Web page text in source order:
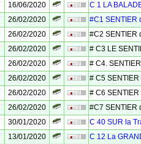
16/06/2020
C 1 LA
26/02/2020
#C1 SENTIER
26/02/2020
#C2 SENTIER
26/02/2020
# C3 LE
26/02/2020
# C4.
26/02/2020
# C5
26/02/2020
# C6 SENTIER
26/02/2020
#C7 SENTIER
30/01/2020
C 40 SUR la
13/01/2020
C 12 La